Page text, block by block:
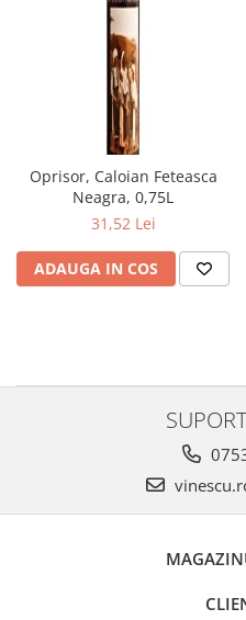
Oprisor, Caloian Feteasca
Neagra, 0,75L
31,52 Lei
ADAUGA IN COS